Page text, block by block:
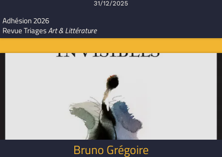
31/12/2025
Adhésion 2026
Revue TriagesArt & Littérature
Bruno Grégoire